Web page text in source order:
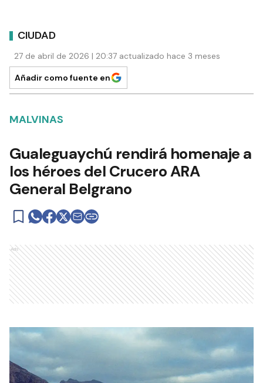
CIUDAD
27 de abril de 2026 | 20:37 actualizado hace 3 meses
Añadir como fuente en
MALVINAS
Gualeguaychú rendirá homenaje a
los héroes del Crucero ARA
General Belgrano
Ads